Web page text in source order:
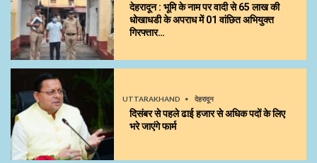
देहरादून : भूमि के नाम पर वादी से 65 लाख की
धोखाधडी के अपराध में 01 वांछित अभियुक्त
गिरफ्तार…
UTTARAKHAND देहरादून
दिसंबर से पहले ढाई हजार से अधिक पदों के लिए
भरे जाएंगे फार्म